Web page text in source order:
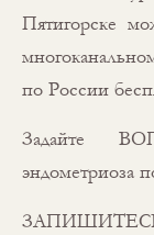
Пятигорске
по России
Задайте
эндометриоза